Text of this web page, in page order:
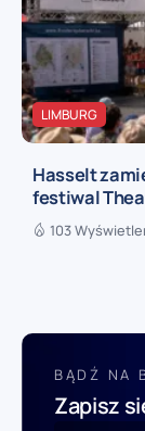
LIMBURG
Hasselt
festiwal
103
BĄDŹ NA
Zapisz